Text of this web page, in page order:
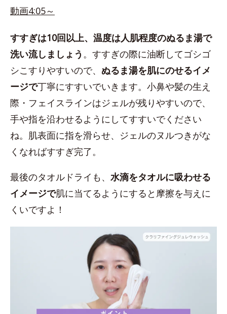
動画4:05～
すすぎは10回以上、温度は人肌程度のぬるま湯で
洗い流しましょう 。すすぎの際に油断してゴシゴ
シこすりやすいので、 ぬるま湯を肌にのせるイメ
ージで丁寧にすすいでいきます。小鼻や髪の生え
際・フェイスラインはジェルが残りやすいので、
手や指を沿わせるようにしてすすいでください
ね。肌表面に指を滑らせ、ジェルのヌルつきがな
くなればすすぎ完了。
最後のタオルドライも、 水滴をタオルに吸わせる
イメージで肌に当てるようにすると摩擦を与えに
くいですよ！